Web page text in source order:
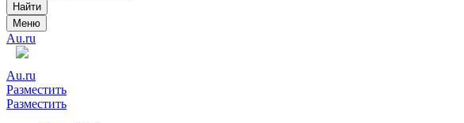
Найти
Меню
Au.ru
Au.ru
Разместить
Разместить